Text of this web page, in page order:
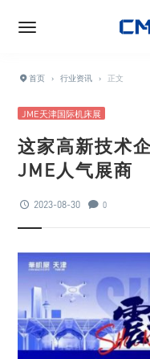
首页 › 行业资讯 › 正文
JME天津国际机床展
这家高新技术
JME人气展商
2023-08-30 0